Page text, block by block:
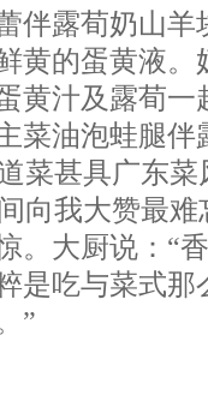
伴露荀奶山
黄的蛋黄液。
黄汁及露荀
菜油泡蛙腿
菜甚具广东
向我大赞最
。大厨说：“
是吃与菜式
”